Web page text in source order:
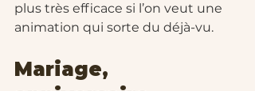
plus très efficace si l’on veut une
animation qui sorte du déjà-vu.
Mariage,